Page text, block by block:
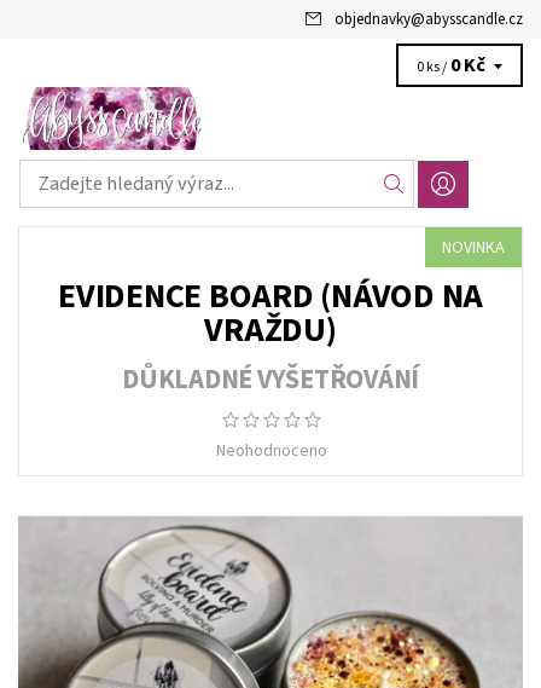
objednavky@abysscandle.cz
0 ks / 0 Kč
NOVINKA
EVIDENCE BOARD (NÁVOD NA
VRAŽDU)
DŮKLADNÉ VYŠETŘOVÁNÍ
Neohodnoceno